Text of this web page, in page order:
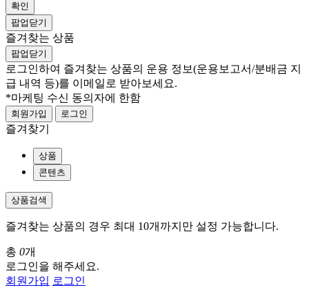
확인
팝업닫기
즐겨찾는 상품
팝업닫기
로그인하여 즐겨찾는 상품의 운용 정보(운용보고서/분배금 지
급 내역 등)를 이메일로 받아보세요.
*마케팅 수신 동의자에 한함
회원가입 로그인
즐겨찾기
상품
콘텐츠
상품검색
즐겨찾는 상품의 경우 최대 10개까지만 설정 가능합니다.
총 0개
로그인을 해주세요.
회원가입 로그인